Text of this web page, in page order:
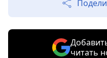
читать